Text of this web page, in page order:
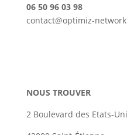
06 50 96 03 98
contact@optimiz-
NOUS TROUVER
2 Boulevard des Etats-